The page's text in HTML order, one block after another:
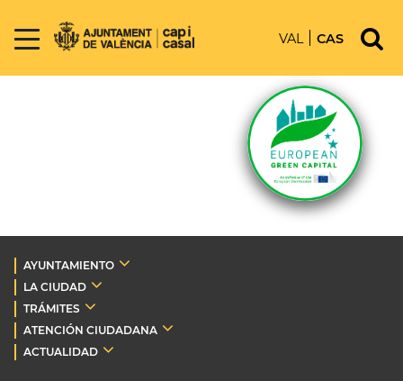
VAL CAS
AYUNTAMIENTO
LA CIUDAD
TRÁMITES
ATENCIÓN CIUDADANA
ACTUALIDAD